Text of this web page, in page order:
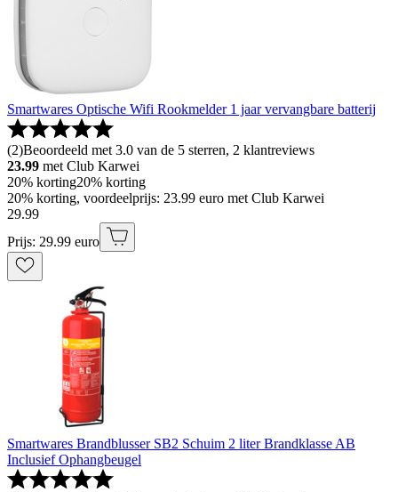
Smartwares Optische Wifi Rookmelder 1 jaar vervangbare batterij
(2)Beoordeeld met 3.0 van de 5 sterren, 2 klantreviews
23.99 met Club Karwei
20% korting20% korting
20% korting, voordeelprijs: 23.99 euro met Club Karwei
29.99
Prijs: 29.99 euro
Smartwares Brandblusser SB2 Schuim 2 liter Brandklasse AB
Inclusief Ophangbeugel